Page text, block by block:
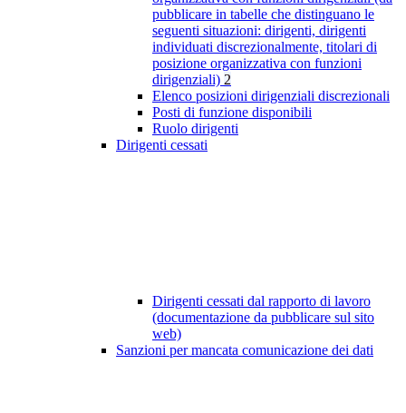
pubblicare in tabelle che distinguano le
seguenti situazioni: dirigenti, dirigenti
individuati discrezionalmente, titolari di
posizione organizzativa con funzioni
dirigenziali) 2
Elenco posizioni dirigenziali discrezionali
Posti di funzione disponibili
Ruolo dirigenti
Dirigenti cessati
Dirigenti cessati dal rapporto di lavoro
(documentazione da pubblicare sul sito
web)
Sanzioni per mancata comunicazione dei dati